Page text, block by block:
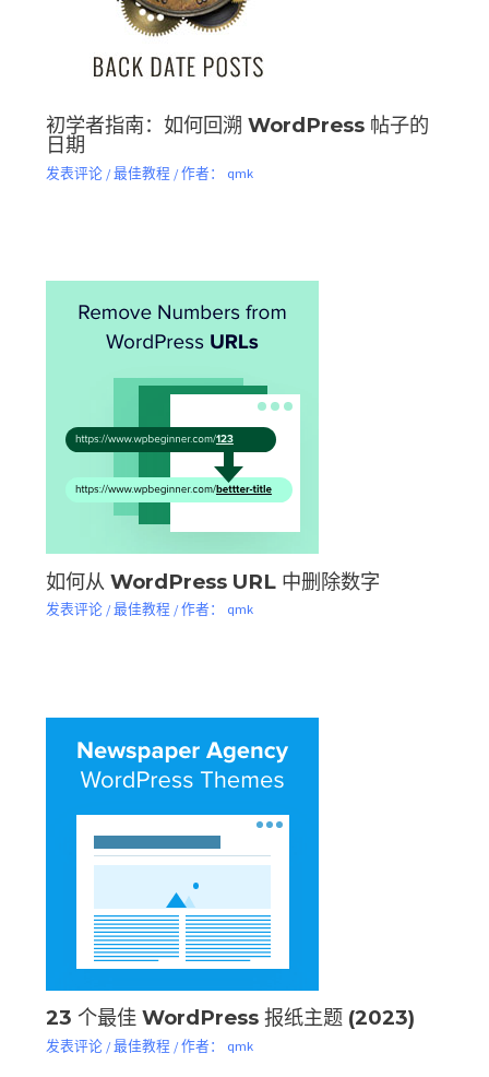
初学者指南：如何回溯 WordPress 帖子的
日期
发表评论 /最佳教程 / 作者： qmk
如何从 WordPress URL 中删除数字
发表评论 /最佳教程 / 作者： qmk
23 个最佳 WordPress 报纸主题 (2023)
发表评论 /最佳教程 / 作者： qmk